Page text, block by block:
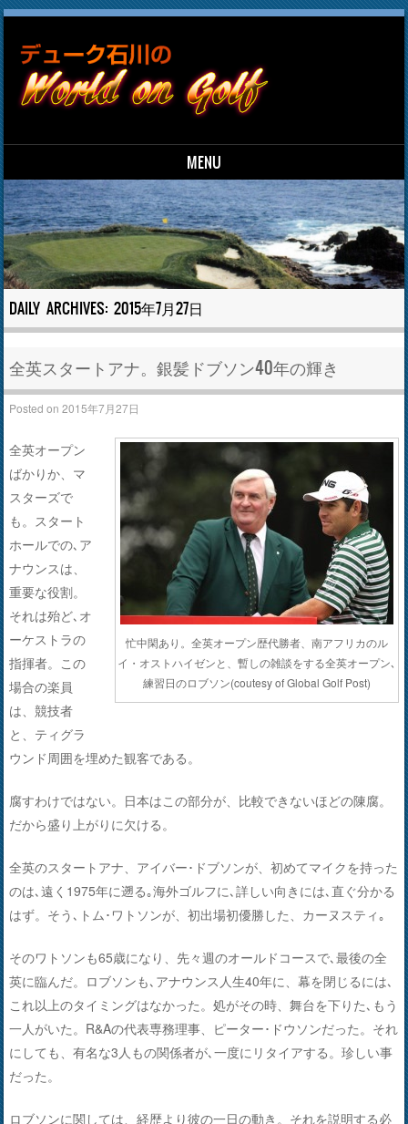
MENU
Skip to content
DAILY ARCHIVES:2015年7月27日
全英スタートアナ。銀髪ドブソン40年の輝き
Posted on2015年7月27日
忙中閑あり。全英オープン歴代勝者、南アフリカのル
イ・オストハイゼンと、暫しの雑談をする全英オープン､
練習日のロブソン(coutesy of Global Golf Post)
全英オープン
ばかりか、マ
スターズで
も。スタート
ホールでの､ア
ナウンスは、
重要な役割。
それは殆ど､オ
ーケストラの
指揮者。この
場合の楽員
は、競技者
と、ティグラ
ウンド周囲を埋めた観客である。
腐すわけではない。日本はこの部分が、比較できないほどの陳腐。
だから盛り上がりに欠ける。
全英のスタートアナ、アイバー･ドブソンが、初めてマイクを持った
のは､遠く1975年に遡る｡海外ゴルフに､詳しい向きには､直ぐ分かる
はず。そう､トム･ワトソンが、初出場初優勝した、カーヌスティ｡
そのワトソンも65歳になり、先々週のオールドコースで､最後の全
英に臨んだ。ロブソンも､アナウンス人生40年に、幕を閉じるには､
これ以上のタイミングはなかった。処がその時、舞台を下りた､もう
一人がいた。R&Aの代表専務理事、ピーター･ドウソンだった。それ
にしても、有名な3人もの関係者が､一度にリタイアする。珍しい事
だった。
ロブソンに関しては、経歴より彼の一日の動き。それを説明する必